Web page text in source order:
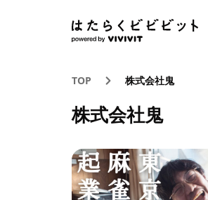
TOP 株式会社鬼
株式会社鬼